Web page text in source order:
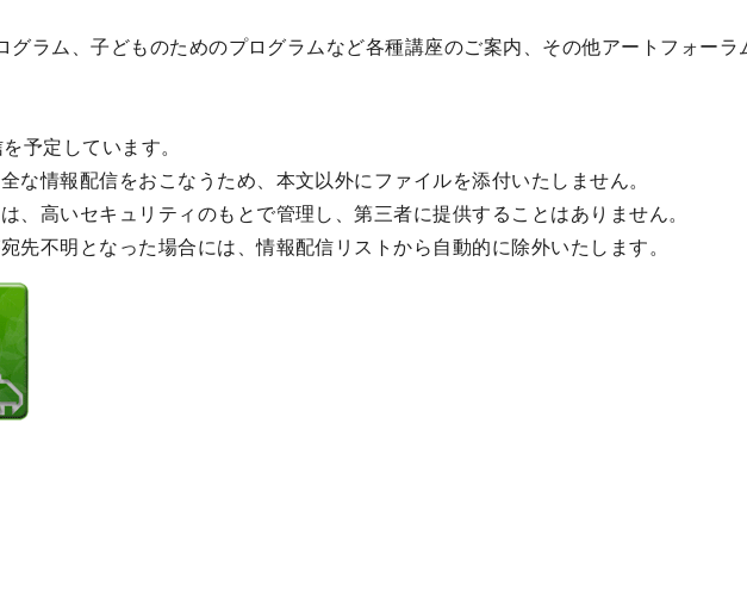
グラム、子どものためのプログラムなど各種講座のご案内、その他アートフォー
予定しています。
な情報配信をおこなうため、本文以外にファイルを添付いたしません。
、高いセキュリティのもとで管理し、第三者に提供することはありません。
先不明となった場合には、情報配信リストから自動的に除外いたします。